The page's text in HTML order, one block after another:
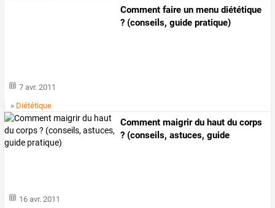
Comment faire un menu diététique
? (conseils, guide pratique)
7 avr. 2011
» Diététique
Comment maigrir du haut du corps
? (conseils, astuces, guide
16 avr. 2011